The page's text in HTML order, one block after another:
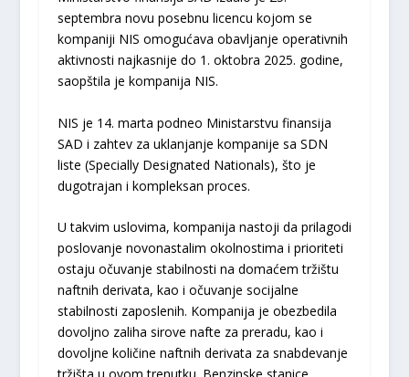
septembra novu posebnu licencu kojom se
kompaniji NIS omogućava obavlјanje operativnih
aktivnosti najkasnije do 1. oktobra 2025. godine,
saopštila je kompanija NIS.
NIS je 14. marta podneo Ministarstvu finansija
SAD i zahtev za uklanjanje kompanije sa SDN
liste (Specially Designated Nationals), što je
dugotrajan i kompleksan proces.
U takvim uslovima, kompanija nastoji da prilagodi
poslovanje novonastalim okolnostima i prioriteti
ostaju očuvanje stabilnosti na domaćem tržištu
naftnih derivata, kao i očuvanje socijalne
stabilnosti zaposlenih. Kompanija je obezbedila
dovolјno zaliha sirove nafte za preradu, kao i
dovolјne količine naftnih derivata za snabdevanje